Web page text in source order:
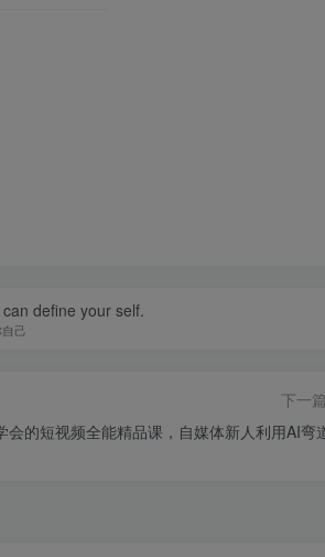
define your self.
己
下一篇
会的短视频全能精品课，自媒体新人利用AI弯